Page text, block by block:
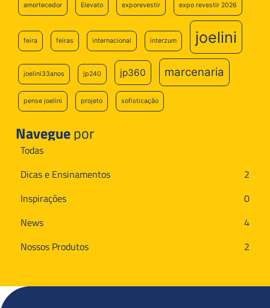
amortecedor Elevato exporevestir expo revestir 2026
feira feiras internacional interzum joelini
joelini33anos jp240 jp360 marcenaria
pense joelini projeto sofisticação
Naveguepor
Todas
Dicas e Ensinamentos
2
Inspirações
0
News
4
Nossos Produtos
2